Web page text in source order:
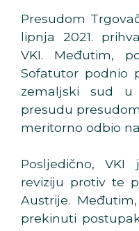
Presudom
lipnja 2021.
VKI. Međutim,
Sofatutor podnio
zemaljski sud
presudu
meritorno odbio
Posljedično,
reviziju protiv te
Austrije.
prekinuti